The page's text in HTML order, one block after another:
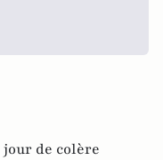
jour de colère